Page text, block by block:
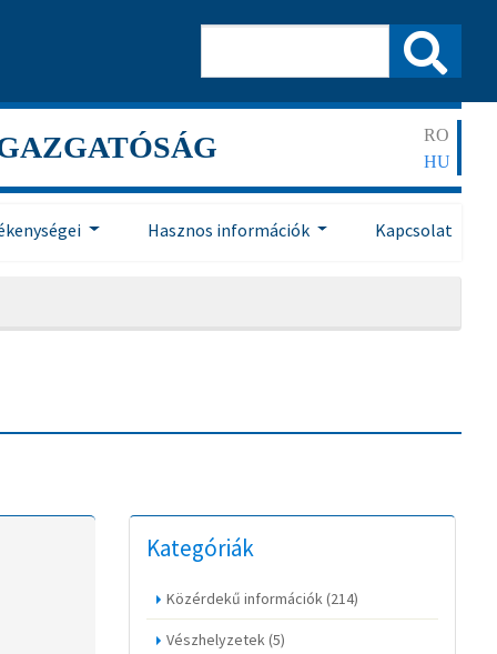
RO
HU
Hasznos információk Kapcsolat
Kategóriák
Közérdekű információk(214)
Vészhelyzetek(5)